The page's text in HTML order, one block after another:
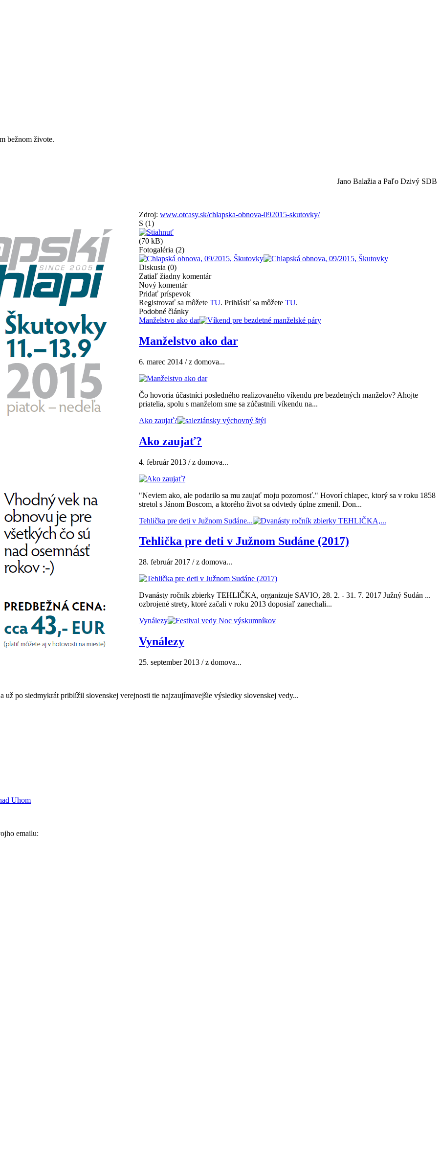
bežnom živote.
Jano Balažia a Paľo Dzivý SDB
Zdroj: www.otcasy.sk/chlapska-obnova-092015-skutovky/
S (1)
(70 kB)
Fotogaléria (2)
Diskusia (0)
Zatiaľ žiadny komentár
Nový komentár
Pridať príspevok
Registrovať sa môžete TU. Prihlásiť sa môžete TU.
Podobné články
Manželstvo ako dar
Manželstvo ako dar
6. marec 2014 / z domova...
Čo hovoria účastníci posledného realizovaného víkendu pre bezdetných manželov? Ahojte
priatelia, spolu s manželom sme sa zúčastnili víkendu na...
Ako zaujať?
Ako zaujať?
4. február 2013 / z domova...
"Neviem ako, ale podarilo sa mu zaujať moju pozornosť." Hovorí chlapec, ktorý sa v roku 1858
stretol s Jánom Boscom, a ktorého život sa odvtedy úplne zmenil. Don...
Tehlička pre deti v Južnom Sudáne...
Tehlička pre deti v Južnom Sudáne (2017)
28. február 2017 / z domova...
Dvanásty ročník zbierky TEHLIČKA, organizuje SAVIO, 28. 2. - 31. 7. 2017 Južný Sudán ...
ozbrojené strety, ktoré začali v roku 2013 doposiaľ zanechali...
Vynálezy
Vynálezy
25. september 2013 / z domova...
po siedmykrát priblížil slovenskej verejnosti tie najzaujímavejšie výsledky slovenskej vedy...
emailu: